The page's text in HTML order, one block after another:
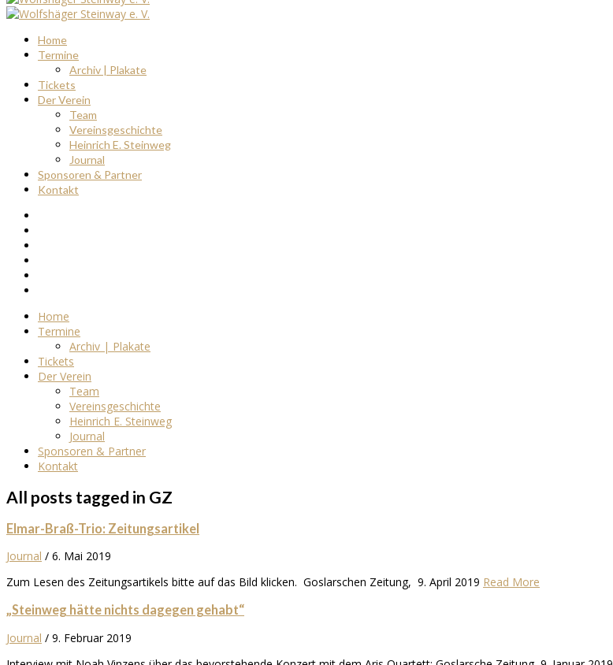
Home
Termine
Archiv | Plakate
Tickets
Der Verein
Team
Vereinsgeschichte
Heinrich E. Steinweg
Journal
Sponsoren & Partner
Kontakt
Home
Termine
Archiv | Plakate
Tickets
Der Verein
Team
Vereinsgeschichte
Heinrich E. Steinweg
Journal
Sponsoren & Partner
Kontakt
All posts tagged in GZ
Elmar-Braß-Trio: Zeitungsartikel
Journal / 6. Mai 2019
Zum Lesen des Zeitungsartikels bitte auf das Bild klicken. Goslarschen Zeitung, 9. April 2019 Read More
„Steinweg hätte nichts dagegen gehabt“
Journal / 9. Februar 2019